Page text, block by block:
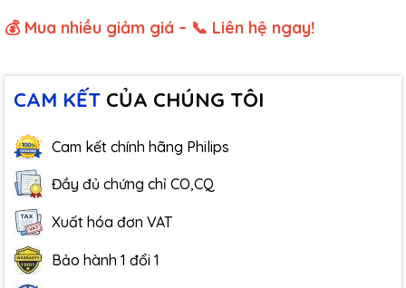
💰 Mua nhiều giảm giá – 📞 Liên hệ ngay!
CAM KẾT CỦA CHÚNG TÔI
Cam kết chính hãng Philips
Đầy đủ chứng chỉ CO,CQ
Xuất hóa đơn VAT
Bảo hành 1 đổi 1